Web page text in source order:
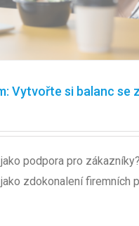
Vytvořte si balanc se
podpora pro
zdokonalení firemních